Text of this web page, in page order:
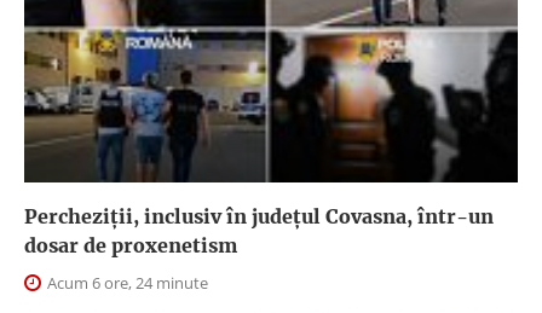
Percheziții, inclusiv în județul Covasna, într-un
dosar de proxenetism
Acum 6 ore, 24 minute